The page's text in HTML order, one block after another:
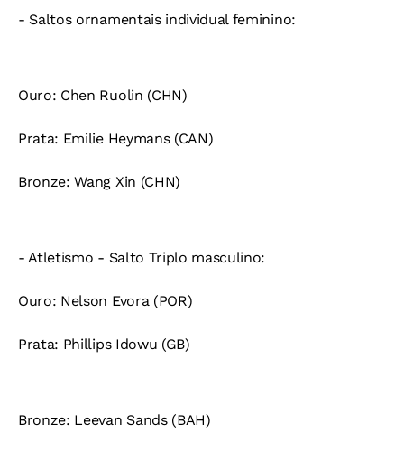
- Saltos ornamentais individual feminino:
Ouro: Chen Ruolin (CHN)
Prata: Emilie Heymans (CAN)
Bronze: Wang Xin (CHN)
- Atletismo - Salto Triplo masculino:
Ouro: Nelson Evora (POR)
Prata: Phillips Idowu (GB)
Bronze: Leevan Sands (BAH)